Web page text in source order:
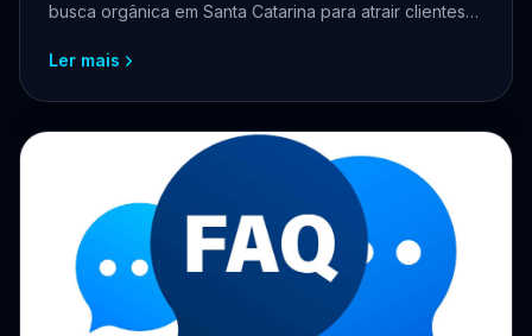
busca orgânica em Santa Catarina para atrair clientes
Ler mais